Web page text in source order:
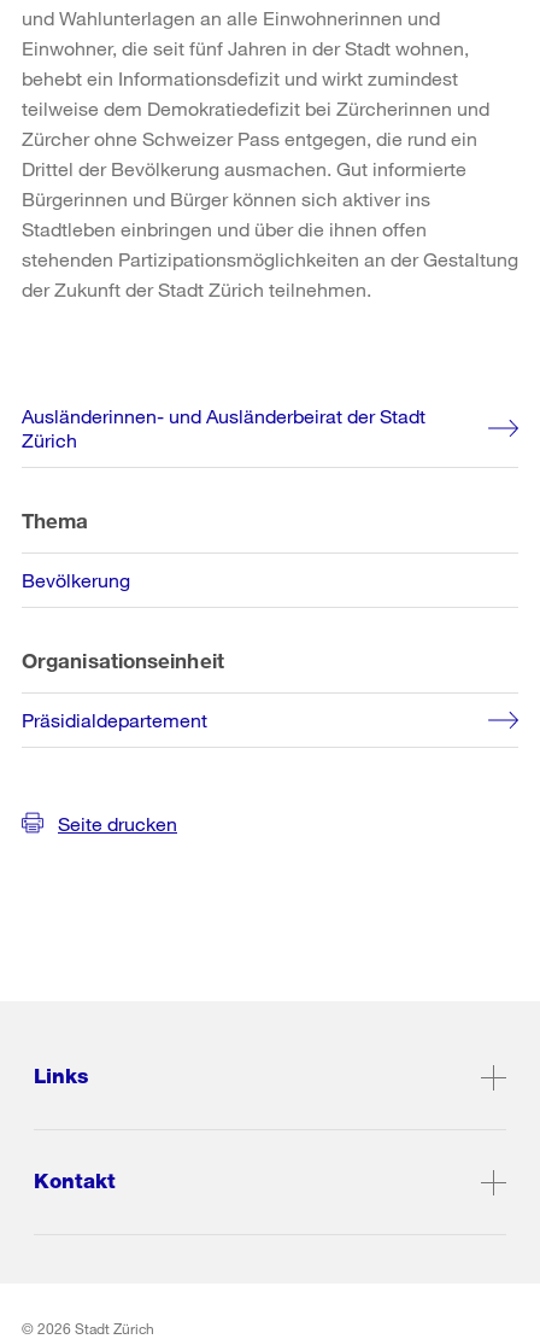
und Wahlunterlagen an alle Einwohnerinnen und
Einwohner, die seit fünf Jahren in der Stadt wohnen,
behebt ein Informationsdefizit und wirkt zumindest
teilweise dem Demokratiedefizit bei Zürcherinnen und
Zürcher ohne Schweizer Pass entgegen, die rund ein
Drittel der Bevölkerung ausmachen. Gut informierte
Bürgerinnen und Bürger können sich aktiver ins
Stadtleben einbringen und über die ihnen offen
stehenden Partizipationsmöglichkeiten an der Gestaltung
der Zukunft der Stadt Zürich teilnehmen.
Weitere
Informationen
Ausländerinnen- und Ausländerbeirat der Stadt
Zürich
Thema
Bevölkerung
Organisationseinheit
Präsidialdepartement
Seite drucken
Links
Kontakt
© 2026 Stadt Zürich